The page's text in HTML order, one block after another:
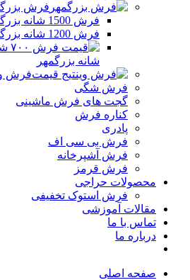
فرش
فرش 1500 شانه بزرگمهر
فرش 1200 شانه بزرگمهر
شانه بزرگمهر
فرش
فرش شگی
گجت های فرش ماشینی
کناره فرش
پادری
فرش بی سی اف
فرش آشپرخانه
فرش قرمز
محصولات حراجی
فرش استوک تخفیفی
مقالات آموزشی
تماس با ما
درباره ما
صفحه اصلی